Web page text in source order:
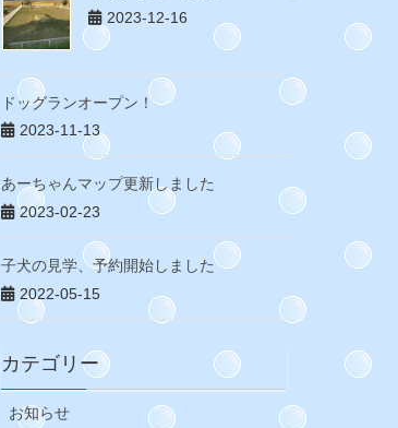
2023-12-16
ドッグランオープン！
2023-11-13
あーちゃんマップ更新しました
2023-02-23
子犬の見学、予約開始しました
2022-05-15
カテゴリー
お知らせ